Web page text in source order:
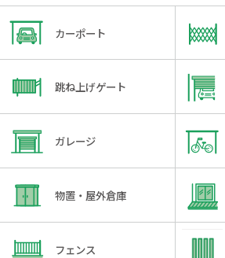
カーポート
跳ね上げゲート
ガレージ
物置・屋外倉庫
フェンス